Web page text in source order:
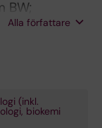
BW;
Goritz C
Alla författare
(inkl.
biokemi